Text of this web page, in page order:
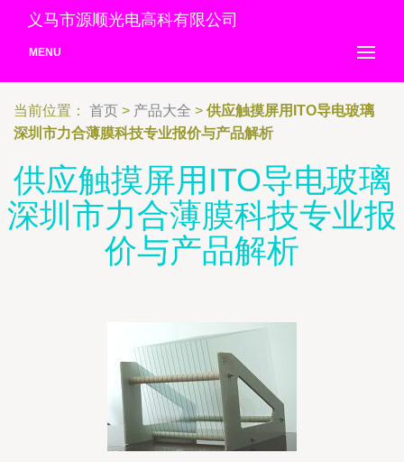
义马市源顺光电高科有限公司
MENU
当前位置： 首页 > 产品大全 > 供应触摸屏用ITO导电玻璃
深圳市力合薄膜科技专业报价与产品解析
供应触摸屏用ITO导电玻璃
深圳市力合薄膜科技专业报
价与产品解析